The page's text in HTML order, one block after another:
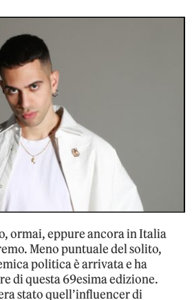
ormai, eppure ancora in Italia
Meno puntuale del solito,
politica è arrivata e ha
di questa 69esima edizione.
stato quell’influencer di